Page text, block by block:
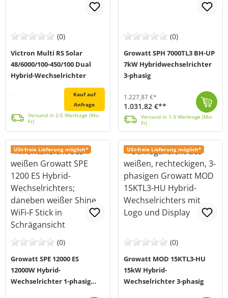
(0)
Victron Multi RS Solar
48/6000/100-450/100 Dual
Hybrid-Wechselrichter
Kauf auf
Anfrage
Versand in 2-5 Werktage (Mo-
Fr)
(0)
Growatt SPH 7000TL3 BH-UP
7kW Hybridwechselrichter
3-phasig
1.227,87 €*
1.031,82 €**
Versand in 1-3 Werktage (Mo-
Fr)
USt-freie Lieferung möglich*
(0)
Growatt SPE 12000 ES
12000W Hybrid-
Wechselrichter 1-phasig
USt-freie Lieferung möglich*
(0)
Growatt MOD 15KTL3-HU
15kW Hybrid-
Wechselrichter 3-phasig